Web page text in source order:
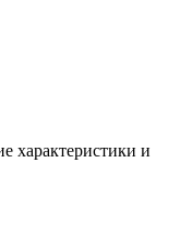
характеристики и